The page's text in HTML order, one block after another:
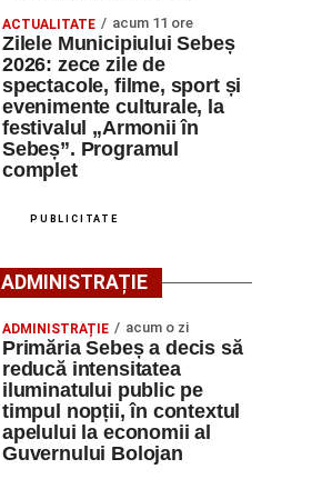
ACTUALITATE acum 11 ore
Zilele Municipiului Sebeș
2026: zece zile de
spectacole, filme, sport și
evenimente culturale, la
festivalul „Armonii în
Sebeș”. Programul
complet
PUBLICITATE
ADMINISTRAȚIE
ADMINISTRAȚIE acum o zi
Primăria Sebeș a decis să
reducă intensitatea
iluminatului public pe
timpul nopții, în contextul
apelului la economii al
Guvernului Bolojan